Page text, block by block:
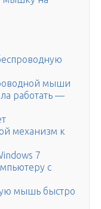
мыши
работать —
механизм к
7
с
мышь быстро